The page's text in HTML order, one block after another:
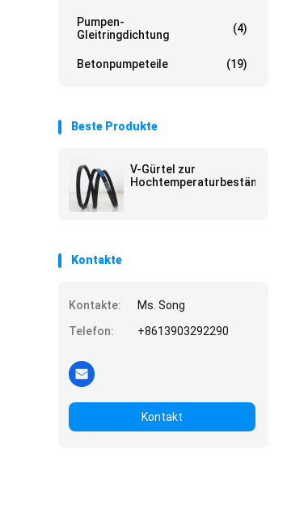
Pumpen-
Gleitringdichtung
(4)
Betonpumpeteile (19)
Beste Produkte
V-Gürtel zur
Hochtemperaturbeständigkeit
Kontakte
Kontakte:
Ms. Song
Telefon:
+8613903292290
Kontakt